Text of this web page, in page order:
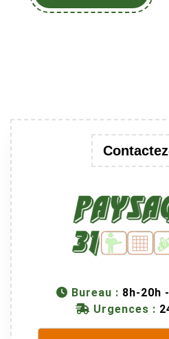
SAVOIR
Bureau : 8h-20h
Urgences :